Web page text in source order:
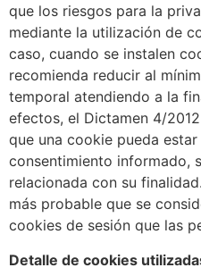
que los riesgos para la
mediante la utilización de
caso, cuando se instalen
recomienda reducir al
temporal atendiendo a la
efectos, el Dictamen 4/
que una cookie pueda
consentimiento informado,
relacionada con su
más probable que se
cookies de sesión que las
Detalle de cookies